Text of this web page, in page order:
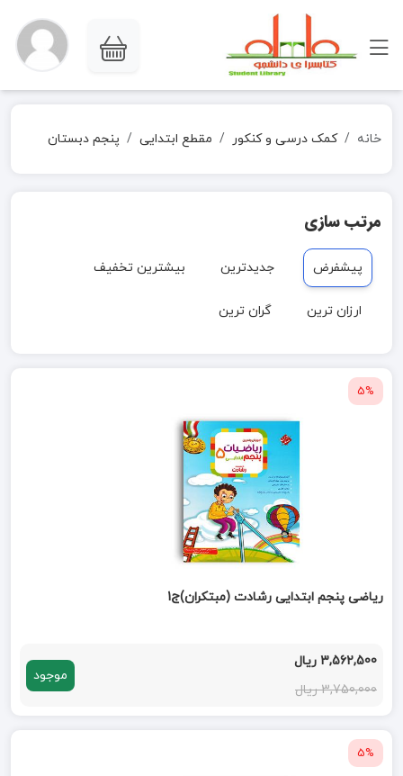
خانه کمک درسی و کنکور مقطع ابتدایی پنجم دبستان
مرتب سازی
پیشفرض جدیدترین بیشترین تخفیف
ارزان ترین گران ترین
5%
ریاضی پنجم ابتدایی رشادت (مبتکران)ج1
3,562,500 ریال
3,750,000 ریال
موجود
5%